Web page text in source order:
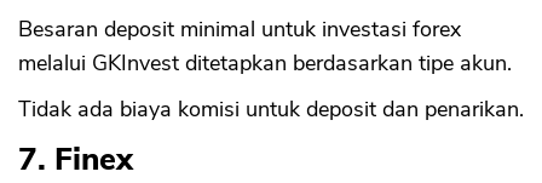
Besaran deposit minimal untuk investasi forex
melalui GKInvest ditetapkan berdasarkan tipe akun.
Tidak ada biaya komisi untuk deposit dan penarikan.
7. Finex